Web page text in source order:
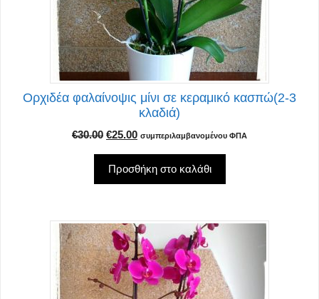
Ορχιδέα φαλαίνοψις μίνι σε κεραμικό κασπώ(2-3
κλαδιά)
€30.00 Original
was:
€25.00Η
τιμή
συμπεριλαμβανομένου ΦΠΑ
Προσθήκη στο καλάθι